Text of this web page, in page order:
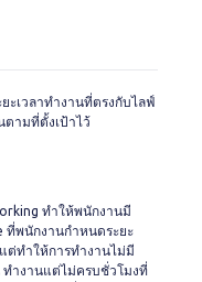
ะเวลาทำงานที่ตรงกับไลฟ์
ตามที่ตั้งเป้าไว้
ทำให้พนักงานมี
ที่พนักงานกำหนดระยะ
ต่ทำให้การทำงานไม่มี
ทำงานแต่ไม่ครบชั่วโมงที่